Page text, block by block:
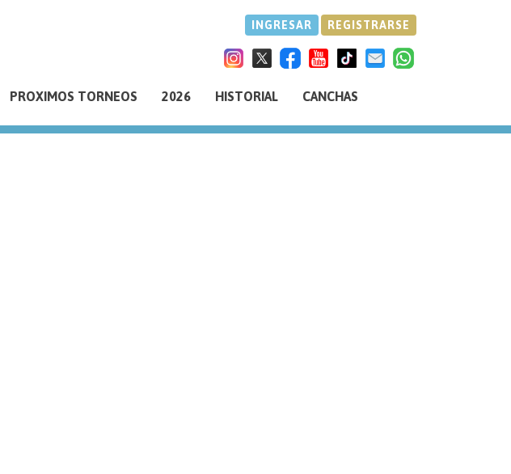
INGRESAR REGISTRARSE
PROXIMOS TORNEOS 2026 HISTORIAL CANCHAS